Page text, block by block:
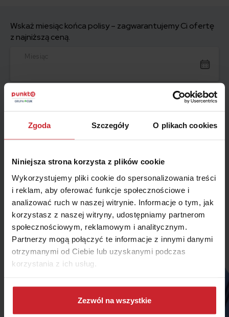
Zgoda Szczegóły O plikach cookies
Niniejsza strona korzysta z plików cookie
Wykorzystujemy pliki cookie do spersonalizowania treści
i reklam, aby oferować funkcje społecznościowe i
analizować ruch w naszej witrynie. Informacje o tym, jak
korzystasz z naszej witryny, udostępniamy partnerom
społecznościowym, reklamowym i analitycznym.
Partnerzy mogą połączyć te informacje z innymi danymi
otrzymanymi od Ciebie lub uzyskanymi podczas
korzystania z ich usług.
Dowiedz się więcej na temat tego, kim jesteśmy, jak
można się z nami skontaktować i w jaki sposób
przetwarzamy dane osobowe w ramachPolityki
Zezwól na wszystkie
Wskaż miesiąc końca polisy – zagwarantujemy Ci ofertę
z najniższą ceną.
Miesiąc
Jak możemy się z Tobą skontaktować?
Zamów kontakt